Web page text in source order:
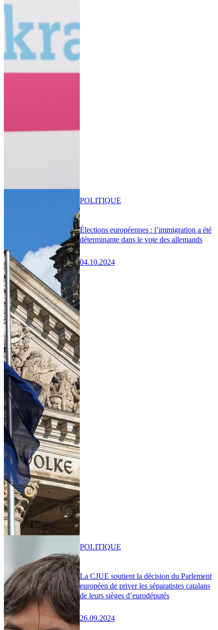
Élections européennes : l’immigration a été
déterminante dans le vote des allemands
04.10.2024
POLITIQUE
La CJUE soutient la décision du Parlement
européen de priver les séparatistes catalans
de leurs sièges d’eurodéputés
26.09.2024
POLITIQUE